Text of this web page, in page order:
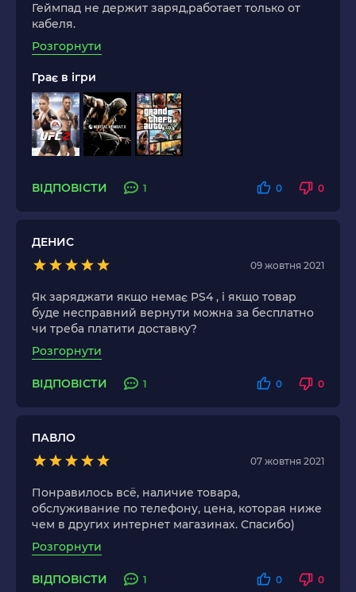
Геймпад не держит заряд,работает только от
кабеля.
Розгорнути
Грає в ігри
ВІДПОВІСТИ 1 0 0
ДЕНИС
09 жовтня 2021
Як заряджати якщо немає PS4 , і якщо товар
буде несправний вернути можна за бесплатно
чи треба платити доставку?
Розгорнути
ВІДПОВІСТИ 1 0 0
ПАВЛО
07 жовтня 2021
Понравилось всё, наличие товара,
обслуживание по телефону, цена, которая ниже
чем в других интернет магазинах. Спасибо)
Розгорнути
ВІДПОВІСТИ 1 0 0